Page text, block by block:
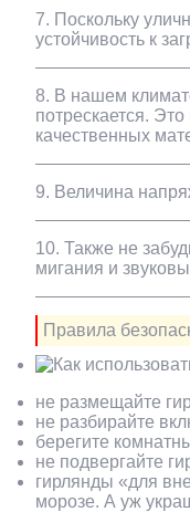
7. Поскольку
устойчивость к
8. В нашем
потрескается.
качественных
9. Величина
10. Также не
мигания и
Правила
не размещайте
не разбирайте
берегите
не подвергайте
гирлянды «для
морозе. А уж